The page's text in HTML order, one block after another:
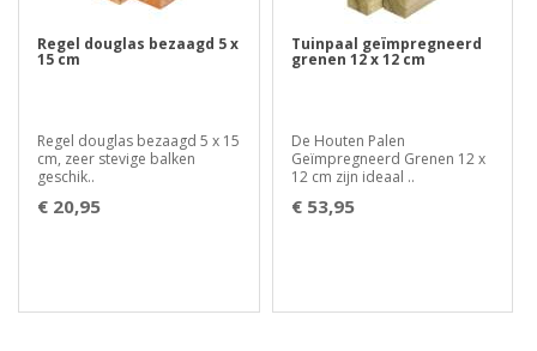
Regel douglas bezaagd 5 x
15 cm
Regel douglas bezaagd 5 x 15
cm, zeer stevige balken
geschik..
€ 20,95
Tuinpaal geïmpregneerd
grenen 12 x 12 cm
De Houten Palen
Geïmpregneerd Grenen 12 x
12 cm zijn ideaal ..
€ 53,95